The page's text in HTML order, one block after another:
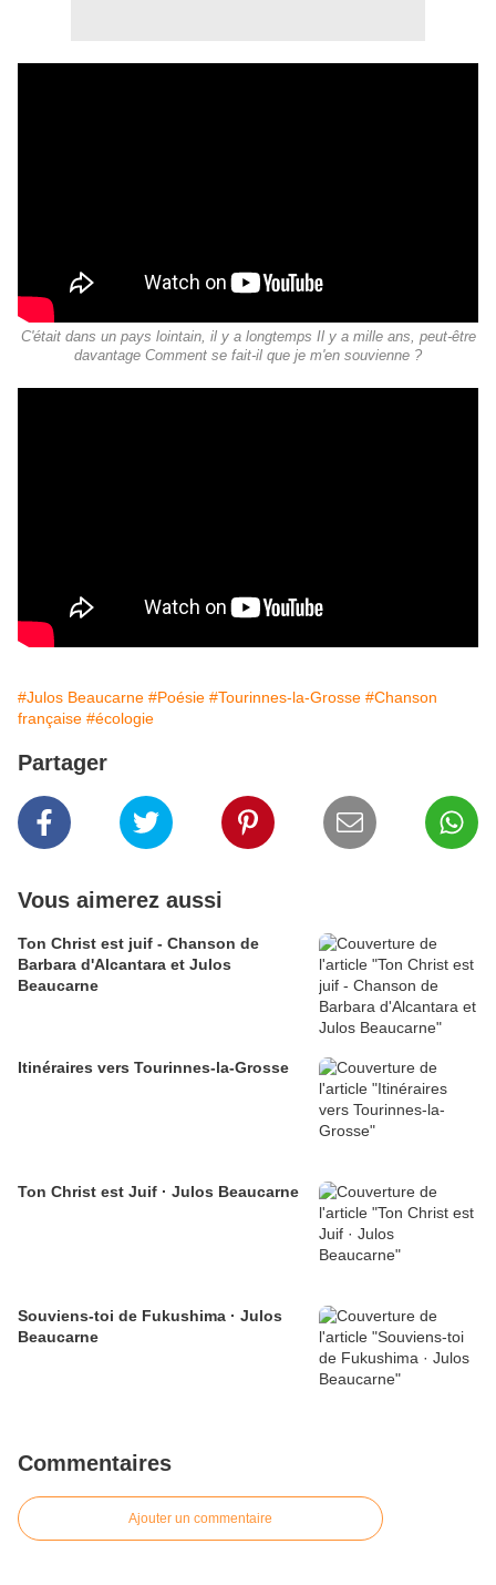
C'était dans un pays lointain, il y a longtemps Il y a mille ans, peut-être
davantage Comment se fait-il que je m'en souvienne ?
#Julos Beaucarne #Poésie #Tourinnes-la-Grosse #Chanson
française #écologie
Partager
Vous aimerez aussi
Ton Christ est juif - Chanson de
Barbara d'Alcantara et Julos
Beaucarne
Itinéraires vers Tourinnes-la-Grosse
Ton Christ est Juif · Julos Beaucarne
Souviens-toi de Fukushima · Julos
Beaucarne
Commentaires
Ajouter un commentaire